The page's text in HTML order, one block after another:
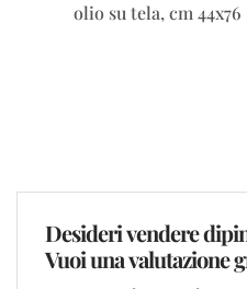
olio su tela, cm 44x76
Desideri vendere
Vuoi una valutazione